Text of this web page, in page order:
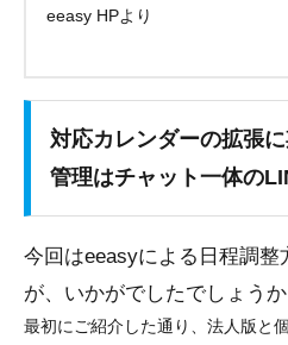
eeasy HPより
対応カレンダーの拡張
管理はチャット一体の
今回はeeasyによる日程調整
が、いかがでしたでしょうか
最初にご紹介した通り、法人版と